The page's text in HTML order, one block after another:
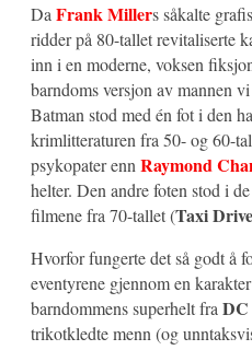
DaFrank Millers såkalte
ridder på 80-tallet revitaliserte
inn i en moderne, voksen
barndoms versjon av mannen
Batman stod med én fot i den
krimlitteraturen fra 50- og 60-
psykopater ennRaymond
helter. Den andre foten stod i
filmene fra 70-tallet (Taxi
Hvorfor fungerte det så godt å
eventyrene gjennom en
barndommens superhelt fraDC
trikotkledte menn (og